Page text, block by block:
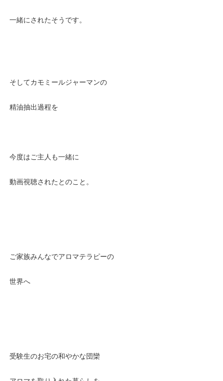
一緒にされたそうです。
そしてカモミールジャーマンの
精油抽出過程を
今度はご主人も一緒に
動画視聴されたとのこと。
ご家族みんなでアロマテラピーの
世界へ
受験生のお宅の和やかな団欒